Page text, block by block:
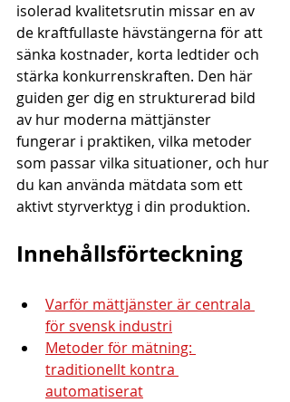
isolerad kvalitetsrutin missar en av
de kraftfullaste hävstängerna för att
sänka kostnader, korta ledtider och
stärka konkurrenskraften. Den här
guiden ger dig en strukturerad bild
av hur moderna mättjänster
fungerar i praktiken, vilka metoder
som passar vilka situationer, och hur
du kan använda mätdata som ett
aktivt styrverktyg i din produktion.
Innehållsförteckning
Varför mättjänster är centrala
för svensk industri
Metoder för mätning:
traditionellt kontra
automatiserat